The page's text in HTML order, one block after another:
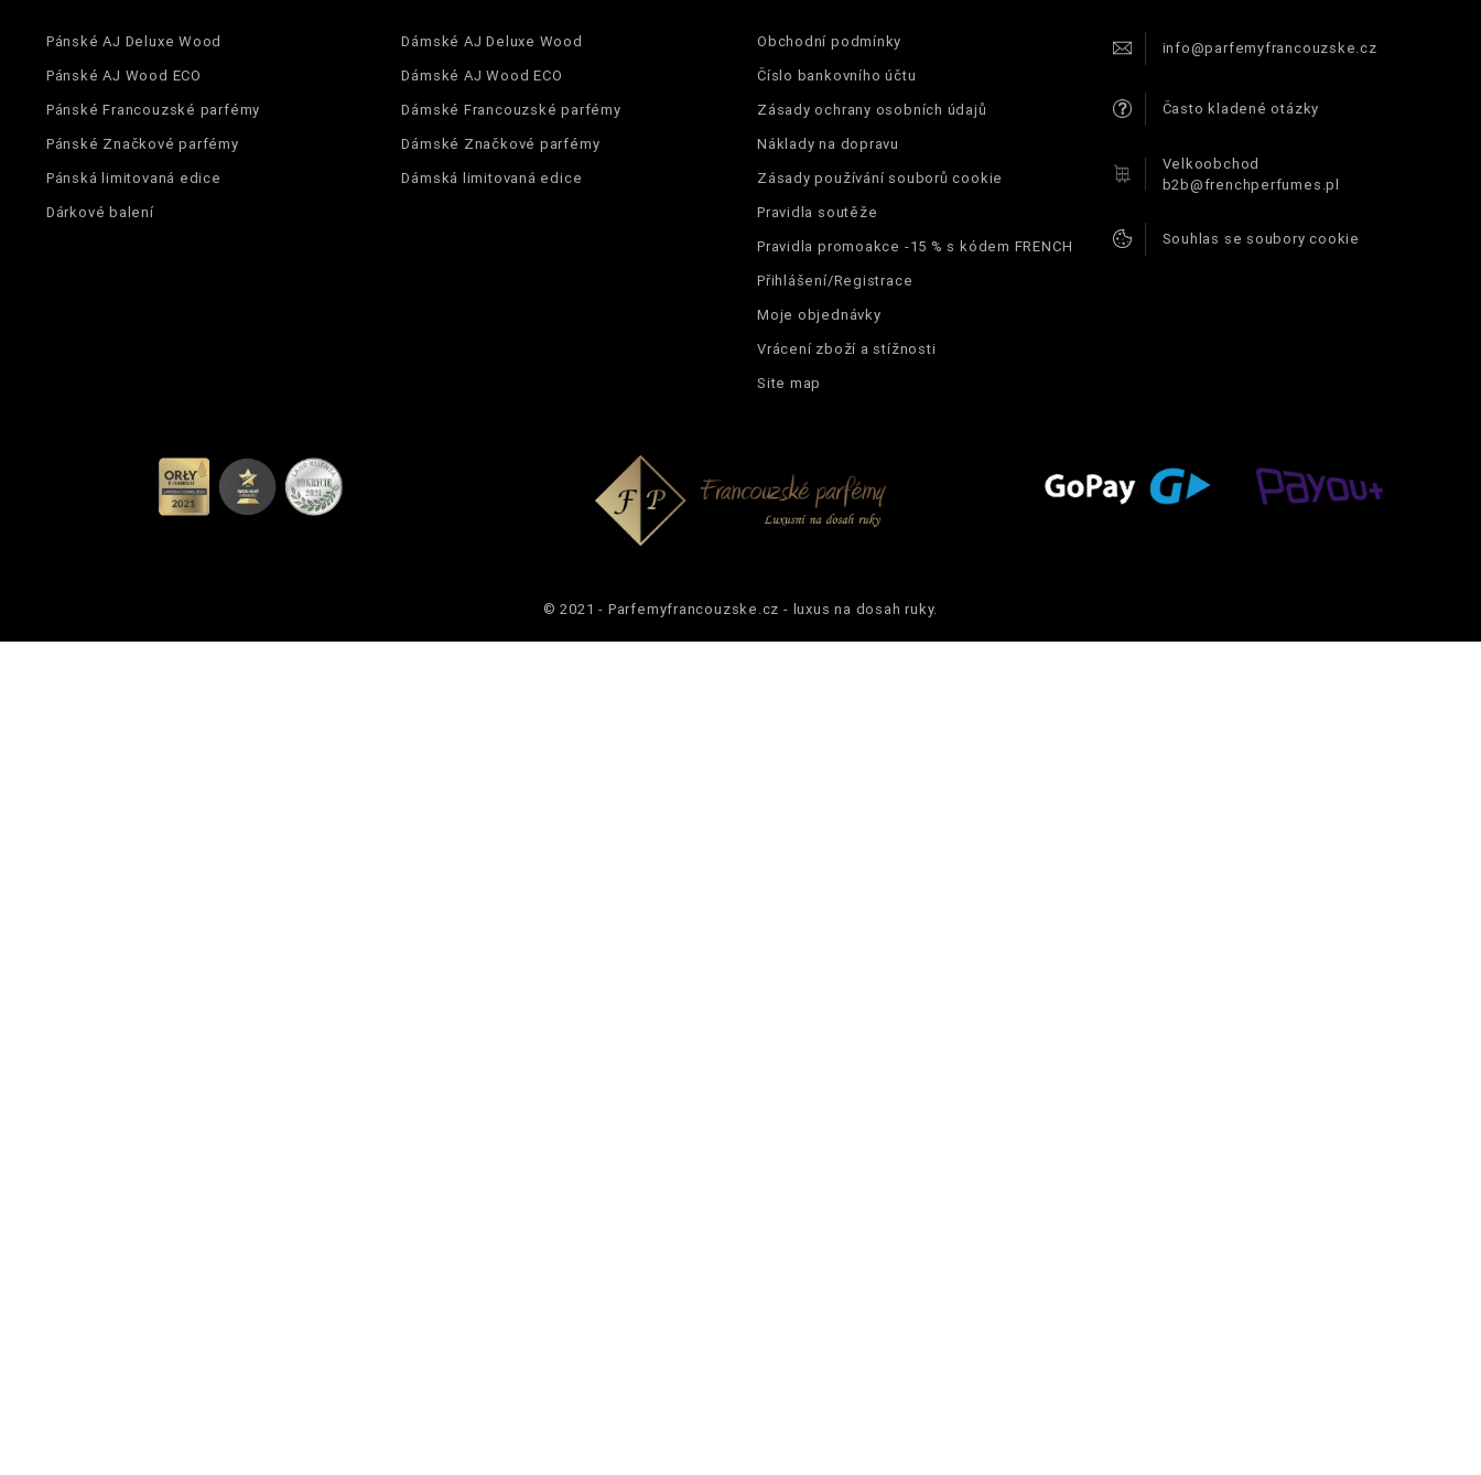
Dla Kogo damskie
Zaperfumowanie 22%
Pánské AJ Deluxe Wood
Pánské AJ Wood ECO
Pánské Francouzské parfémy
Pánské Značkové parfémy
Pánská limitovaná edice
Dárkové balení
Dámské AJ Deluxe Wood
Dámské AJ Wood ECO
Dámské Francouzské parfémy
Dámské Značkové parfémy
Dámská limitovaná edice
Obchodní podmínky
Číslo bankovního účtu
Zásady ochrany osobních údajů
Náklady na dopravu
Zásady používání souborů cookie
Pravidla soutěže
Pravidla promoakce -15 % s kódem FRENCH
Přihlášení/Registrace
Moje objednávky
Vrácení zboží a stížnosti
Site map
info@parfemyfrancouzske.cz
Často kladené otázky
Velkoobchod
b2b@frenchperfumes.pl
Souhlas se soubory cookie
© 2021 - Parfemyfrancouzske.cz - luxus na dosah ruky.